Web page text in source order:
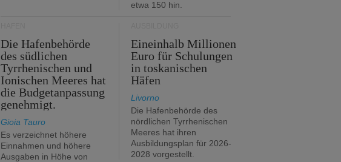
etwa 150 hin.
Die Hafenbehörde
des südlichen
Tyrrhenischen und
Ionischen Meeres hat
die Budgetanpassung
genehmigt.
Gioia Tauro
Es verzeichnet höhere
Einnahmen und höhere
Ausgaben in Höhe von
Eineinhalb Millionen
Euro für Schulungen
in toskanischen
Häfen
Livorno
Die Hafenbehörde des
nördlichen Tyrrhenischen
Meeres hat ihren
Ausbildungsplan für 2026-
2028 vorgestellt.